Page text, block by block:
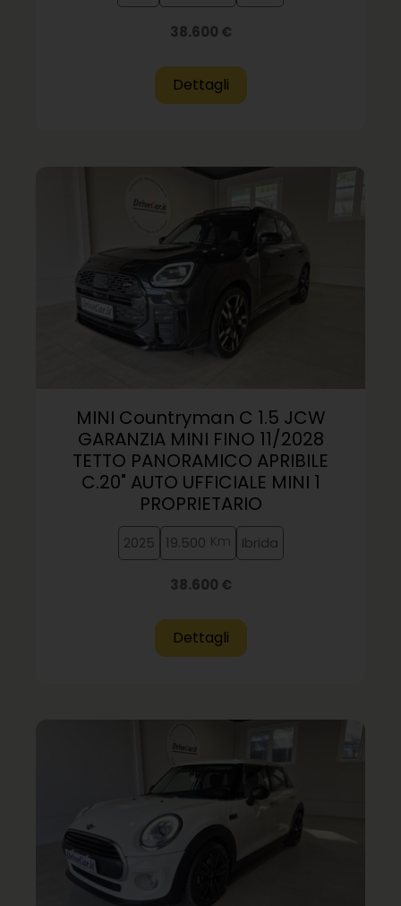
38.600 €
MINI Countryman C 1.5 JCW
GARANZIA MINI FINO 11/2028
TETTO PANORAMICO APRIBILE
C.20" AUTO UFFICIALE MINI 1
PROPRIETARIO
38.600 €
2025 Km
19.500 Ibrida